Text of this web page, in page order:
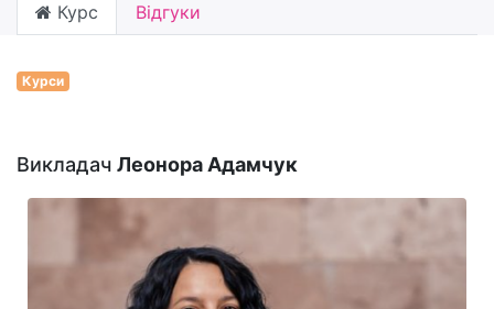
Курс Відгуки
Курси
Викладач Леонора Адамчук